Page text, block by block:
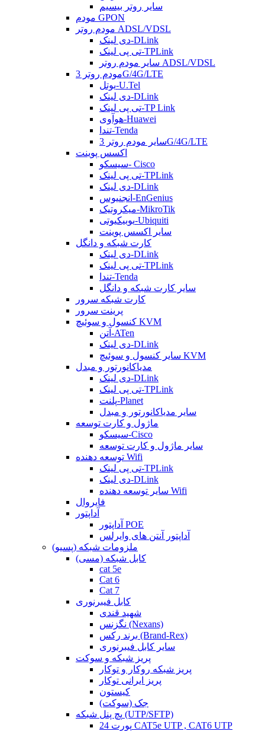
سایر روتر بیسیم
مودم GPON
مودم روتر ADSL/VDSL
دی لینک-DLink
تی پی لینک-TPLink
سایر مودم روتر ADSL/VDSL
مودم روتر 3G/4G/LTE
یوتل-U.Tel
دی لینک-DLink
تی پی لینک-TP Link
هوآوی-Huawei
تندا-Tenda
سایر مودم روتر 3G/4G/LTE
اکسس پوینت
سیسکو- Cisco
تی پی لینک-TPLink
دی لینک-DLink
انجنیوس-EnGenius
میکروتیک-MikroTik
یوبیکیوتی-Ubiquiti
سایر اکسس پوینت
کارت شبکه و دانگل
دی لینک-DLink
تی پی لینک-TPLink
تندا-Tenda
سایر کارت شبکه و دانگل
کارت شبکه سرور
پرینت سرور
کنسول و سوئیچ KVM
آتن-ATen
دی لینک-DLink
سایر کنسول و سوئیچ KVM
مدیاکانورتور و مبدل
دی لینک-DLink
تی پی لینک-TPLink
پلنت-Planet
سایر مدیاکانورتور و مبدل
ماژول و کارت توسعه
سیسکو-Cisco
سایر ماژول و کارت توسعه
توسعه دهنده Wifi
تی پی لینک-TPLink
دی لینک-DLink
سایر توسعه دهنده Wifi
فایروال
آداپتور
آداپتور POE
آداپتور آنتن های وایرلس
ملزومات شبکه (پسیو)
کابل شبکه (مسی)
cat 5e
Cat 6
Cat 7
کابل فیبرنوری
شهید قندی
نگزنس (Nexans)
برند رکس (Brand-Rex)
سایر کابل فیبرنوری
پریز شبکه و سوکت
پریز شبکه روکار و توکار
پریز ایرانی توکار
کیستون
جک (سوکت)
پچ پنل شبکه (UTP/SFTP)
24 پورت CAT5e UTP , CAT6 UTP